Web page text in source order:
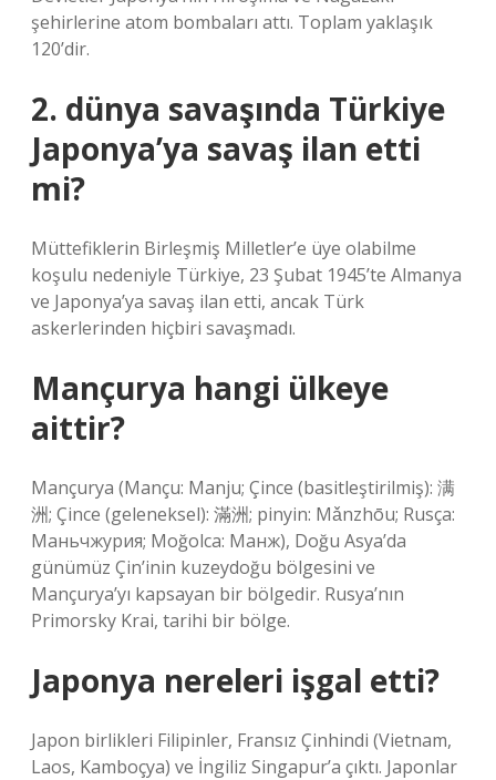
şehirlerine atom bombaları attı. Toplam yaklaşık
120’dir.
2. dünya savaşında Türkiye
Japonya’ya savaş ilan etti
mi?
Müttefiklerin Birleşmiş Milletler’e üye olabilme
koşulu nedeniyle Türkiye, 23 Şubat 1945’te Almanya
ve Japonya’ya savaş ilan etti, ancak Türk
askerlerinden hiçbiri savaşmadı.
Mançurya hangi ülkeye
aittir?
Mançurya (Mançu: Manju; Çince (basitleştirilmiş): 满
洲; Çince (geleneksel): 滿洲; pinyin: Mǎnzhōu; Rusça:
Маньчжурия; Moğolca: Манж), Doğu Asya’da
günümüz Çin’inin kuzeydoğu bölgesini ve
Mançurya’yı kapsayan bir bölgedir. Rusya’nın
Primorsky Krai, tarihi bir bölge.
Japonya nereleri işgal etti?
Japon birlikleri Filipinler, Fransız Çinhindi (Vietnam,
Laos, Kamboçya) ve İngiliz Singapur’a çıktı. Japonlar